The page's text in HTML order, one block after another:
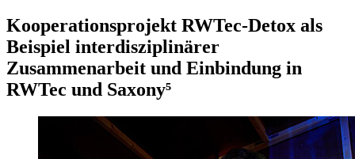
Kooperationsprojekt RWTec-Detox als
Beispiel interdisziplinärer
Zusammenarbeit und Einbindung in
RWTec und Saxony⁵